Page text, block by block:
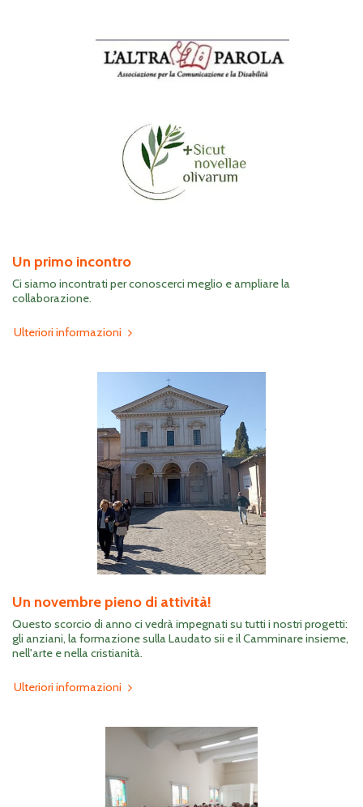
Un primo incontro
Ci siamo incontrati per conoscerci meglio e ampliare la
collaborazione.
Ulteriori informazioni
Un novembre pieno di attività!
Questo scorcio di anno ci vedrà impegnati su tutti i nostri progetti:
gli anziani, la formazione sulla Laudato sii e il Camminare insieme,
nell'arte e nella cristianità.
Ulteriori informazioni